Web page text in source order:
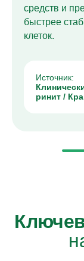
средств и
быстрее
клеток.
Источник:
ринит /